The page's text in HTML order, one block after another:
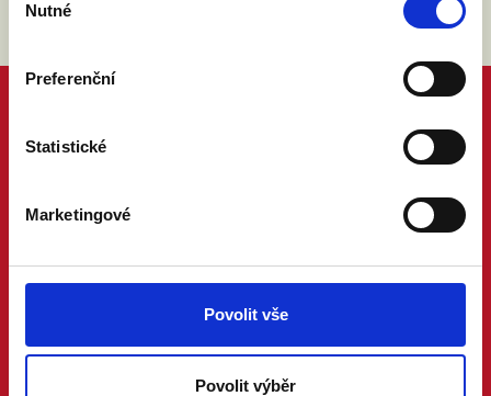
souhlasu
Nutné
Preferenční
Statistické
Marketingové
Povolit vše
Povolit výběr